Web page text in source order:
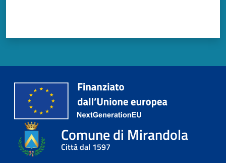
Comune di Mirandola
Città dal 1597